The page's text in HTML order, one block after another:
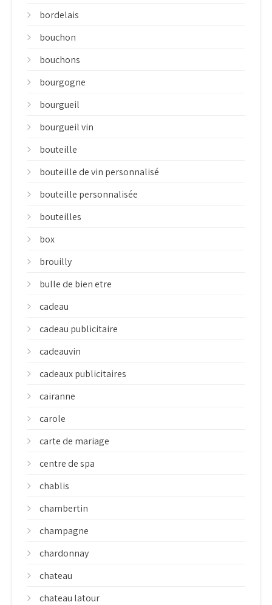
bordelais
bouchon
bouchons
bourgogne
bourgueil
bourgueil vin
bouteille
bouteille de vin personnalisé
bouteille personnalisée
bouteilles
box
brouilly
bulle de bien etre
cadeau
cadeau publicitaire
cadeauvin
cadeaux publicitaires
cairanne
carole
carte de mariage
centre de spa
chablis
chambertin
champagne
chardonnay
chateau
chateau latour